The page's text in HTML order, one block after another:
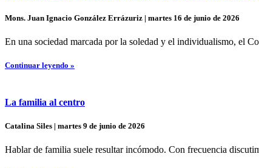
Mons. Juan Ignacio González Errázuriz | martes 16 de junio de 2026
En una sociedad marcada por la soledad y el individualismo, el
Continuar leyendo »
La familia al centro
Catalina Siles | martes 9 de junio de 2026
Hablar de familia suele resultar incómodo. Con frecuencia